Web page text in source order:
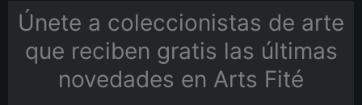
Únete a coleccionistas de arte
que reciben gratis las últimas
novedades en Arts Fité